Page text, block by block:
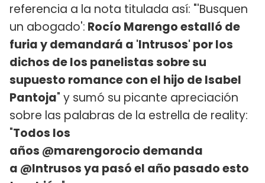
referencia a la nota titulada así: "'Busquen
un abogado': Rocío Marengo estalló de
furia y demandará a 'Intrusos' por los
dichos de los panelistas sobre su
supuesto romance con el hijo de Isabel
Pantoja" y sumó su picante apreciación
sobre las palabras de la estrella de reality:
"Todos los
años @marengorocio demanda
a @Intrusos ya pasó el año pasado esto